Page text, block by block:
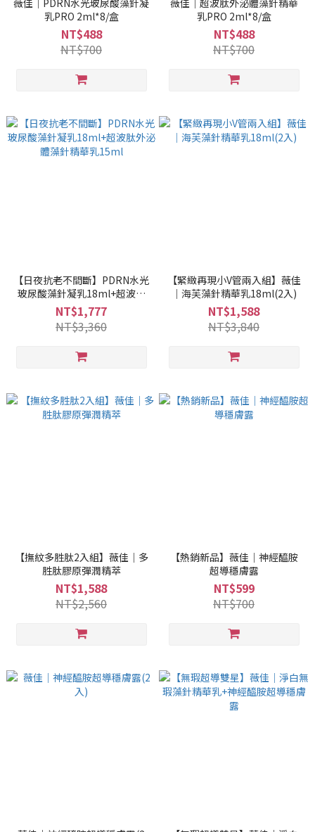
薇佳｜PDRN水光玻尿酸藻針凝
乳PRO 2ml*8/盒
NT$488
NT$700
薇佳｜超波肽外泌體藻針精華
乳PRO 2ml*8/盒
NT$488
NT$700
【日夜抗老不間斷】PDRN水光
玻尿酸藻針凝乳18ml+超波肽
外泌體藻針精華乳15ml
NT$1,777
NT$3,360
【緊緻再現小V管兩入組】薇佳
｜海芙藻針精華乳18ml(2入)
NT$1,588
NT$3,840
【撫紋多胜肽2入組】薇佳｜多
胜肽膠原彈潤精萃
NT$1,588
NT$2,560
【熱銷新品】薇佳｜神經醯胺
超導穩膚露
NT$599
NT$700